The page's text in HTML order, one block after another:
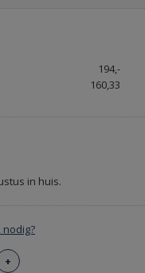
194,-
160,33
in huis.
+